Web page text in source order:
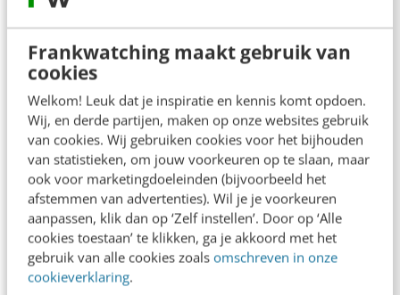
Frankwatching maakt gebruik van
cookies
Welkom! Leuk dat je inspiratie en kennis komt opdoen.
Wij, en derde partijen, maken op onze websites gebruik
van cookies. Wij gebruiken cookies voor het bijhouden
van statistieken, om jouw voorkeuren op te slaan, maar
ook voor marketingdoeleinden (bijvoorbeeld het
afstemmen van advertenties). Wil je je voorkeuren
aanpassen, klik dan op ‘Zelf instellen’. Door op ‘Alle
cookies toestaan’ te klikken, ga je akkoord met het
gebruik van alle cookies zoals omschreven in onze
cookieverklaring.
Frankwatching
Adverteren
Contact
Nieuwsbrieven
Over ons
Ons team
Werken bij
Whitepapers